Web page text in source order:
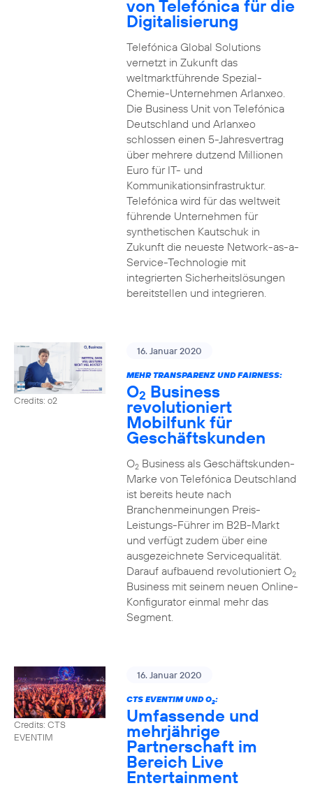
von Telefónica für die
Digitalisierung
Telefónica Global Solutions
vernetzt in Zukunft das
weltmarktführende Spezial-
Chemie-Unternehmen Arlanxeo.
Die Business Unit von Telefónica
Deutschland und Arlanxeo
schlossen einen 5-Jahresvertrag
über mehrere dutzend Millionen
Euro für IT- und
Kommunikationsinfrastruktur.
Telefónica wird für das weltweit
führende Unternehmen für
synthetischen Kautschuk in
Zukunft die neueste Network-as-a-
Service-Technologie mit
integrierten Sicherheitslösungen
bereitstellen und integrieren.
Credits: o2
16. Januar 2020
MEHR TRANSPARENZ UND FAIRNESS:
O2 Business
revolutioniert
Mobilfunk für
Geschäftskunden
O2Business als Geschäftskunden-
Marke von Telefónica Deutschland
ist bereits heute nach
Branchenmeinungen Preis-
Leistungs-Führer im B2B-Markt
und verfügt zudem über eine
ausgezeichnete Servicequalität.
Darauf aufbauend revolutioniert O2
Business mit seinem neuen Online-
Konfigurator einmal mehr das
Segment.
Credits: CTS
EVENTIM
16. Januar 2020
CTS EVENTIM UND O2:
Umfassende und
mehrjährige
Partnerschaft im
Bereich Live
Entertainment